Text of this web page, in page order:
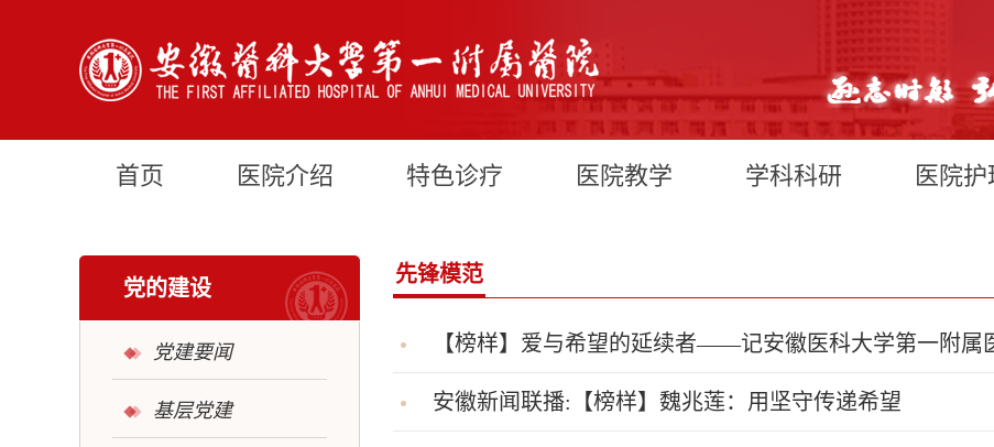
首页 医院介绍 特色诊疗 医院教学 学科科研 医院护
党的建设
党建要闻
基层党建
先锋模范
【榜样】爱与希望的延续者——记安徽医科大学第一附
安徽新闻联播:【榜样】魏兆莲：用坚守传递希望